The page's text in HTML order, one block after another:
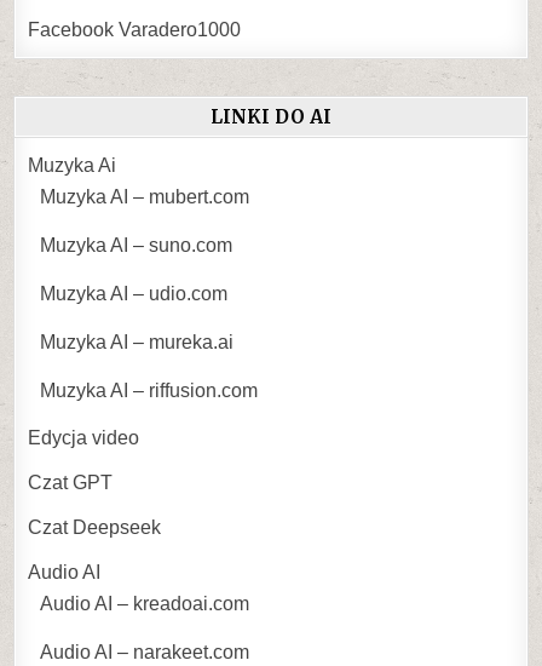
Facebook Varadero1000
LINKI DO AI
Muzyka Ai
Muzyka AI – mubert.com
Muzyka AI – suno.com
Muzyka AI – udio.com
Muzyka AI – mureka.ai
Muzyka AI – riffusion.com
Edycja video
Czat GPT
Czat Deepseek
Audio AI
Audio AI – kreadoai.com
Audio AI – narakeet.com